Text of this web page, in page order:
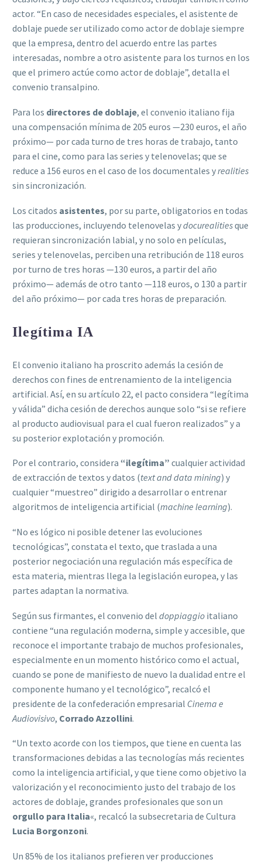
actor. “En caso de necesidades especiales, el asistente de
doblaje puede ser utilizado como actor de doblaje siempre
que la empresa, dentro del acuerdo entre las partes
interesadas, nombre a otro asistente para los turnos en los
que el primero actúe como actor de doblaje”, detalla el
convenio transalpino.
Para los directores de doblaje, el convenio italiano fija
una compensación mínima de 205 euros —230 euros, el año
próximo— por cada turno de tres horas de trabajo, tanto
para el cine, como para las series y telenovelas; que se
reduce a 156 euros en el caso de los documentales yrealities
sin sincronización.
Los citados asistentes, por su parte, obligatorios en todas
las producciones, incluyendo telenovelas ydocurealitiesque
requieran sincronización labial, y no solo en películas,
series y telenovelas, perciben una retribución de 118 euros
por turno de tres horas —130 euros, a partir del año
próximo— además de otro tanto —118 euros, o 130 a partir
del año próximo— por cada tres horas de preparación.
Ilegítima IA
El convenio italiano ha proscrito además la cesión de
derechos con fines de entrenamiento de la inteligencia
artificial. Así, en su artículo 22, el pacto considera “legítima
y válida” dicha cesión de derechos aunque solo “si se refiere
al producto audiovisual para el cual fueron realizados” y a
su posterior explotación y promoción.
Por el contrario, considera “ilegítima” cualquier actividad
de extracción de textos y datos (text and data mining) y
cualquier “muestreo” dirigido a desarrollar o entrenar
algoritmos de inteligencia artificial (machine learning).
“No es lógico ni posible detener las evoluciones
tecnológicas”, constata el texto, que traslada a una
posterior negociación una regulación más específica de
esta materia, mientras llega la legislación europea, y las
partes adaptan la normativa.
Según sus firmantes, el convenio del doppiaggio italiano
contiene “una regulación moderna, simple y accesible, que
reconoce el importante trabajo de muchos profesionales,
especialmente en un momento histórico como el actual,
cuando se pone de manifiesto de nuevo la dualidad entre el
componente humano y el tecnológico”, recalcó el
presidente de la confederación empresarial Cinema e
Audiovisivo, Corrado Azzollini.
“Un texto acorde con los tiempos, que tiene en cuenta las
transformaciones debidas a las tecnologías más recientes
como la inteligencia artificial, y que tiene como objetivo la
valorización y el reconocimiento justo del trabajo de los
actores de doblaje, grandes profesionales que son un
orgullo para Italia«, recalcó la subsecretaria de Cultura
Lucia Borgonzoni.
Un 85% de los italianos prefieren ver producciones